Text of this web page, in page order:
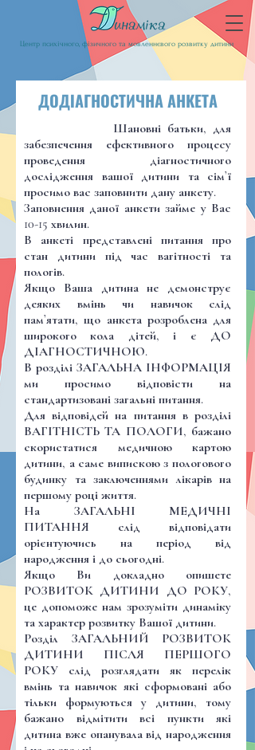
Центр психічного, фізичного та мовленнєвого розвитку дитини
ДОДІАГНОСТИЧНА АНКЕТА
Шановні батьки, для
забезпечення ефективного процесу
проведення діагностичного
дослідження вашої дитини та сім’ї
просимо вас заповнити дану анкету.
Заповнення даної анкети займе у Вас
10-15 хвилин.
В анкеті представлені питання про
стан дитини під час вагітності та
пологів.
Якщо Ваша дитина не демонструє
деяких вмінь чи навичок слід
пам’ятати, що анкета розроблена для
широкого кола дітей, і є ДО
ДІАГНОСТИЧНОЮ.
В розділі ЗАГАЛЬНА ІНФОРМАЦІЯ
ми просимо відповісти на
стандартизовані загальні питання.
Для відповідей на питання в розділі
ВАГІТНІСТЬ ТА ПОЛОГИ, бажано
скористатися медичною картою
дитини, а саме випискою з пологового
будинку та заключеннями лікарів на
першому році життя.
На ЗАГАЛЬНІ МЕДИЧНІ
ПИТАННЯ слід відповідати
орієнтуючись на період від
народження і до сьогодні.
Якщо Ви докладно опишете
РОЗВИТОК ДИТИНИ ДО РОКУ,
це допоможе нам зрозуміти динаміку
та характер розвитку Вашої дитини.
Розділ ЗАГАЛЬНИЙ РОЗВИТОК
ДИТИНИ ПІСЛЯ ПЕРШОГО
РОКУ слід розглядати як перелік
вмінь та навичок які сформовані або
тільки формуються у дитини, тому
бажано відмітити всі пункти які
дитина вже опанувала від народження